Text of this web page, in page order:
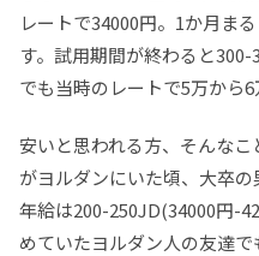
レートで34000円。1か月ま
す。試用期間が終わると
でも当時のレートで5万から6
安いと思われる方、そんな
がヨルダンにいた頃、大卒
年給は200-250JD(34000円-
めていたヨルダン人の友達